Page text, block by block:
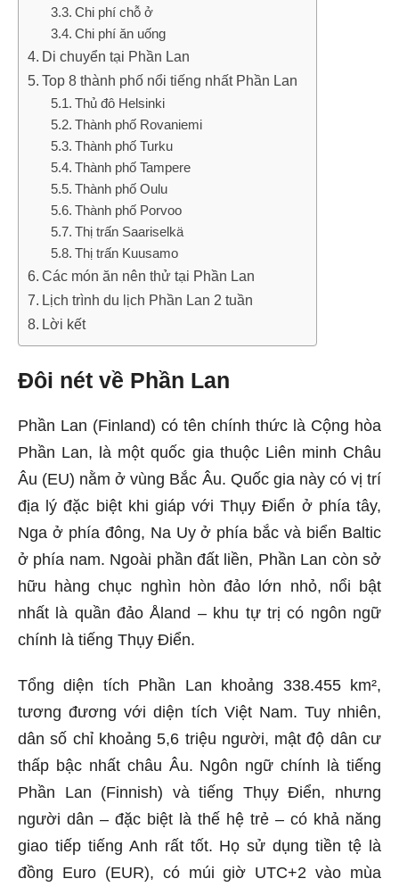
Chi phí chỗ ở
Chi phí ăn uống
Di chuyển tại Phần Lan
Top 8 thành phố nổi tiếng nhất Phần Lan
Thủ đô Helsinki
Thành phố Rovaniemi
Thành phố Turku
Thành phố Tampere
Thành phố Oulu
Thành phố Porvoo
Thị trấn Saariselkä
Thị trấn Kuusamo
Các món ăn nên thử tại Phần Lan
Lịch trình du lịch Phần Lan 2 tuần
Lời kết
Đôi nét về Phần Lan
Phần Lan (Finland) có tên chính thức là Cộng hòa
Phần Lan, là một quốc gia thuộc Liên minh Châu
Âu (EU) nằm ở vùng Bắc Âu. Quốc gia này có vị trí
địa lý đặc biệt khi giáp với Thụy Điển ở phía tây,
Nga ở phía đông, Na Uy ở phía bắc và biển Baltic
ở phía nam. Ngoài phần đất liền, Phần Lan còn sở
hữu hàng chục nghìn hòn đảo lớn nhỏ, nổi bật
nhất là quần đảo Åland – khu tự trị có ngôn ngữ
chính là tiếng Thụy Điển.
Tổng diện tích Phần Lan khoảng 338.455 km²,
tương đương với diện tích Việt Nam. Tuy nhiên,
dân số chỉ khoảng 5,6 triệu người, mật độ dân cư
thấp bậc nhất châu Âu. Ngôn ngữ chính là tiếng
Phần Lan (Finnish) và tiếng Thụy Điển, nhưng
người dân – đặc biệt là thế hệ trẻ – có khả năng
giao tiếp tiếng Anh rất tốt. Họ sử dụng tiền tệ là
đồng Euro (EUR), có múi giờ UTC+2 vào mùa